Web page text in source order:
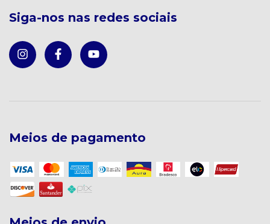
Siga-nos nas redes sociais
Meios de pagamento